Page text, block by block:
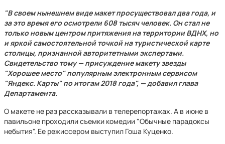
"В своем нынешнем виде макет просуществовал два года, и
за это время его осмотрели 608 тысяч человек. Он стал не
только новым центром притяжения на территории ВДНХ, но
и яркой самостоятельной точкой на туристической карте
столицы, признанной авторитетными экспертами.
Свидетельство тому — присуждение макету звезды
"Хорошее место" популярным электронным сервисом
"Яндекс. Карты" по итогам 2018 года", — добавил глава
Департамента.
О макете не раз рассказывали в телерепортажах. А в июне в
павильоне проходили съемки комедии "Обычные парадоксы
небытия". Ее режиссером выступил Гоша Куценко.